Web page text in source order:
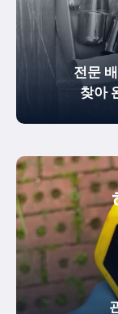
전문
찾아